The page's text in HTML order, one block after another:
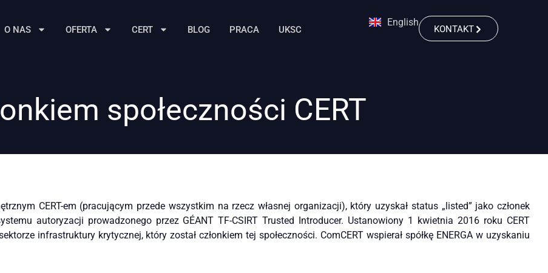
O NAS OFERTA CERT BLOG PRACA UKSC
English
KONTAKT
społeczności CERT
CERT-em (pracującym przede wszystkim na rzecz własnej organizacji), który uzyskał status „listed” jako członek
autoryzacji prowadzonego przez GÉANT TF-CSIRT Trusted Introducer. Ustanowiony 1 kwietnia 2016 roku CERT
infrastruktury krytycznej, który został członkiem tej społeczności. ComCERT wspierał spółkę ENERGA w uzyskaniu